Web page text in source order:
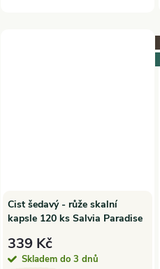
Cist šedavý - růže skalní
kapsle 120 ks Salvia Paradise
339 Kč
Skladem do 3 dnů